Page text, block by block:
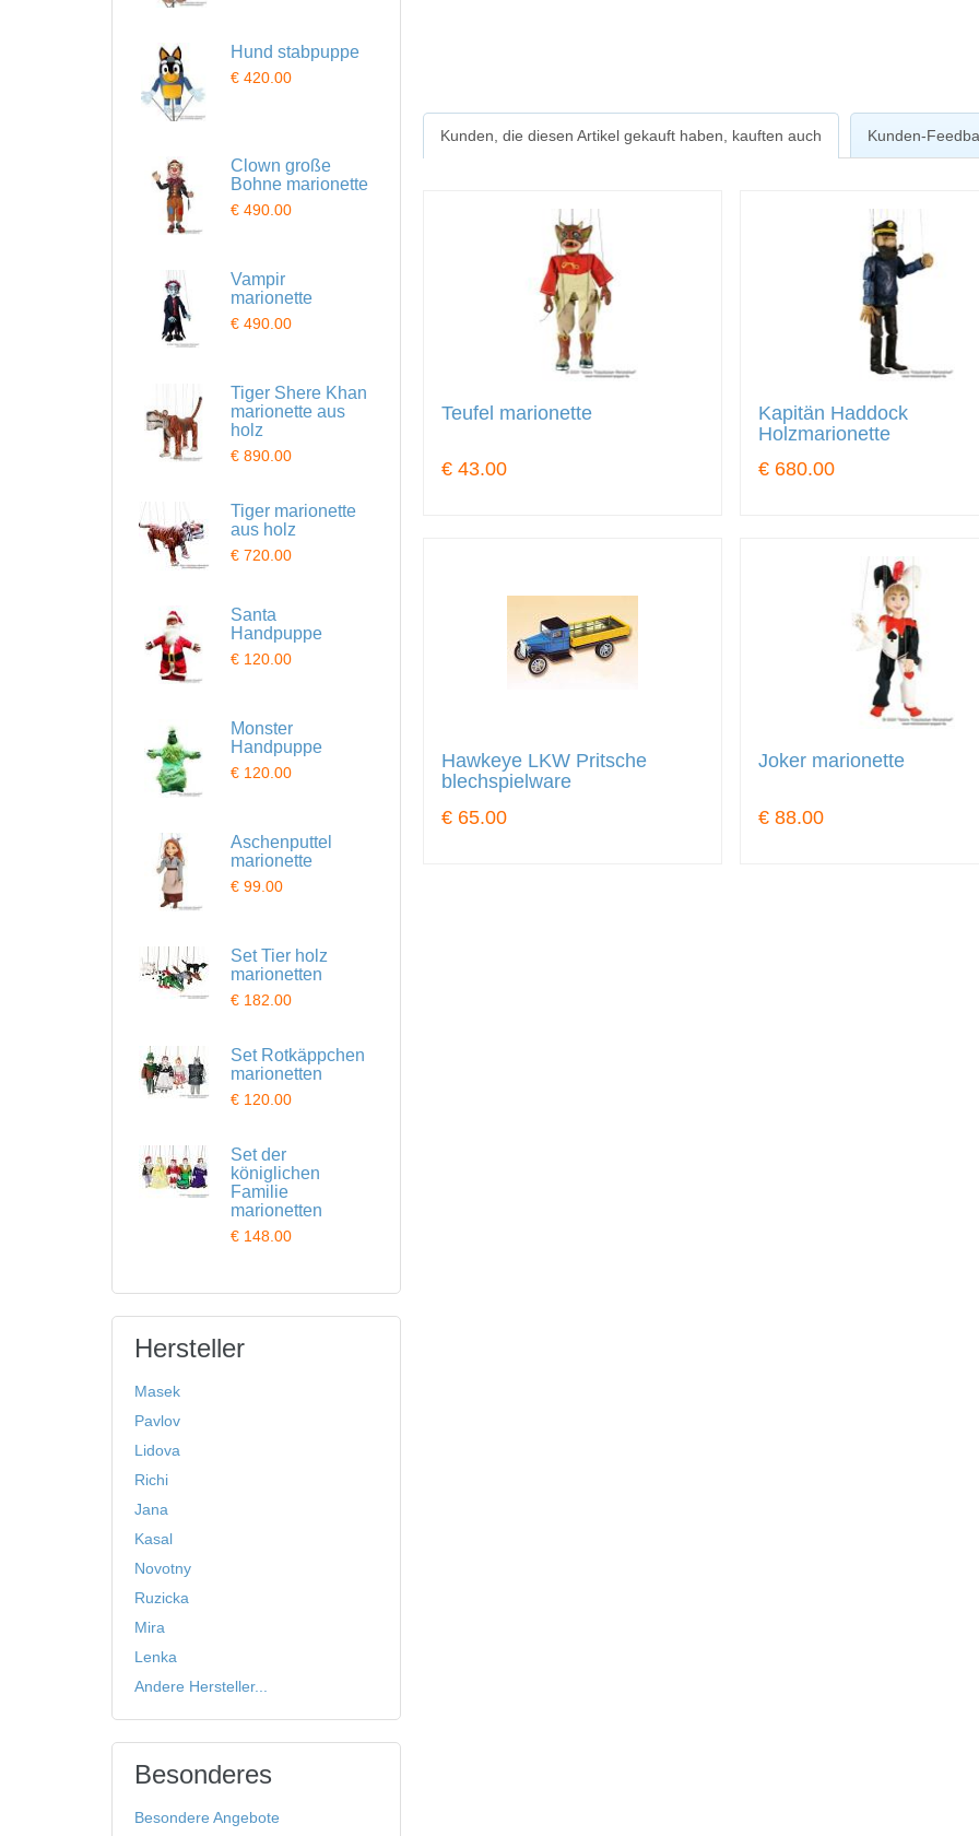
Kunden, die diesen Artikel gekauft haben, kauften auch Kunden-
Teufel marionette
€ 43.00
Kapitän Haddock
Holzmarionette
€ 680.00
Hawkeye LKW Pritsche
blechspielware
€ 65.00
Joker marionette
€ 88.00
Hund stabpuppe
€ 420.00
Clown große
Bohne marionette
€ 490.00
Vampir
marionette
€ 490.00
Tiger Shere Khan
marionette aus
holz
€ 890.00
Tiger marionette
aus holz
€ 720.00
Santa
Handpuppe
€ 120.00
Monster
Handpuppe
€ 120.00
Aschenputtel
marionette
€ 99.00
Set Tier holz
marionetten
€ 182.00
Set Rotkäppchen
marionetten
€ 120.00
Set der
königlichen
Familie
marionetten
€ 148.00
Hersteller
Masek
Pavlov
Lidova
Richi
Jana
Kasal
Novotny
Ruzicka
Mira
Lenka
Andere Hersteller...
Besonderes
Besondere Angebote